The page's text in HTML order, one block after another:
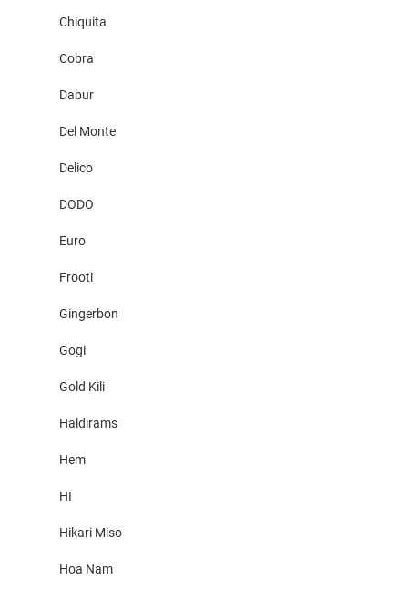
Chiquita
Cobra
Dabur
Del Monte
Delico
DODO
Euro
Frooti
Gingerbon
Gogi
Gold Kili
Haldirams
Hem
HI
Hikari Miso
Hoa Nam